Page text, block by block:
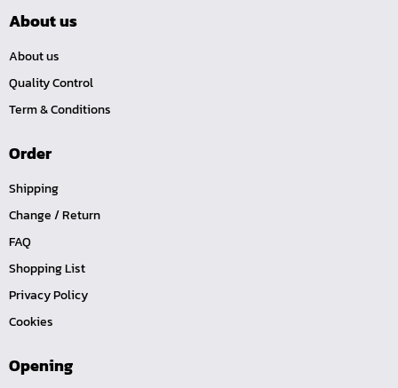
ด้ามฟรี ด้ามเหล็ก คอพับ
ด้ามฟรี หัวเล็ก ด้ามเรียบ กดปุ่ม 1/4", 3/8", 1/2"
ด้ามฟรี หัวเล็ก ด้ามเหล็ก กดปุ่ม 1/4", 3/8", 1/2"
ด้ามฟรี หัวเล็ก ด้ามเรียบ 1/4", 3/8", 1/2"
ด้ามฟรี หัวเล็ก ด้ามเหล็ก 1/4", 3/8", 1/2"
ด้ามฟรีสั้น 1/4", 3/8", 1/2"
ด้ามฟรี ด้ามเรียบ 1/4", 3/8", 1/2"
ด้ามฟรี ด้ามเหล็ก 1/4", 3/8", 1/2", 1"
บ๊อกซ์เดือยโผล่ ท๊อกซ์ พลัส 5 แฉก
บ๊อกซ์เดือยโผล่ ท๊อกซ์ พลัส, ท๊อกซ์ RibeCV
About us
About us
Quality Control
Term & Conditions
Order
Shipping
Change / Return
FAQ
Shopping List
Privacy Policy
Cookies
Opening